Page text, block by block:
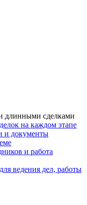
длинными сделками
на каждом этапе
и документы
и работа
ведения дел, работы